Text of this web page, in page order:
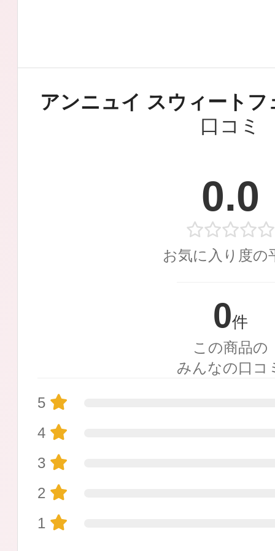
定期お届けサ
スキンケア人気ライン
ドレススノー
ドレスリフト
アンニュイ スウィート
口コミ
0.0
お気に入り度の
0件
この商品の
みんなの口コ
5
4
3
2
1